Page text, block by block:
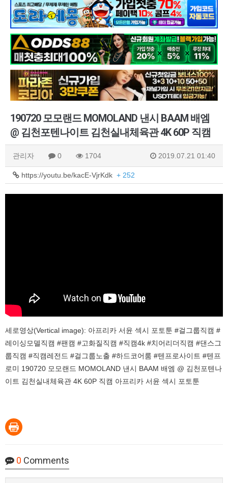
190720 모모랜드 MOMOLAND 낸시 BAAM 배엠
@ 김천포텐나이트 김천실내체육관 4K 60P 직캠
관리자 0 1704 2019.07.21 01:40
https://youtu.be/kacE-VjrKdk + 252
세로영상(Vertical image): 아프리카 서윤 섹시 포토툰 #걸그룹직캠 #
레이싱모델직캠 #팬캠 #고화질직캠 #직캠4k #치어리더직캠 #댄스그
룹직캠 #직캠레전드 #걸그룹노출 #하드코어룸 #텐프로사이트 #텐프
로미 190720 모모랜드 MOMOLAND 낸시 BAAM 배엠 @ 김천포텐나
이트 김천실내체육관 4K 60P 직캠 아프리카 서윤 섹시 포토툰
0 Comments